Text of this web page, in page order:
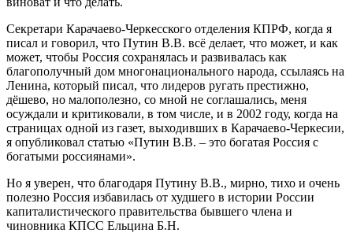
Секретари Карачаево-Черкесского отделения КПРФ, когда я
писал и говорил, что Путин В.В. всё делает, что может, и как
может, чтобы Россия сохранялась и развивалась как
благополучный дом многонационального народа, ссылаясь на
Ленина, который писал, что лидеров ругать престижно,
дёшево, но малополезно, со мной не соглашались, меня
осуждали и критиковали, в том числе, и в 2002 году, когда на
страницах одной из газет, выходивших в Карачаево-Черкесии,
я опубликовал статью «Путин В.В. – это богатая Россия с
богатыми россиянами».
Но я уверен, что благодаря Путину В.В., мирно, тихо и очень
полезно Россия избавилась от худшего в истории России
капиталистического правительства бывшего члена и
чиновника КПСС Ельцина Б.Н.